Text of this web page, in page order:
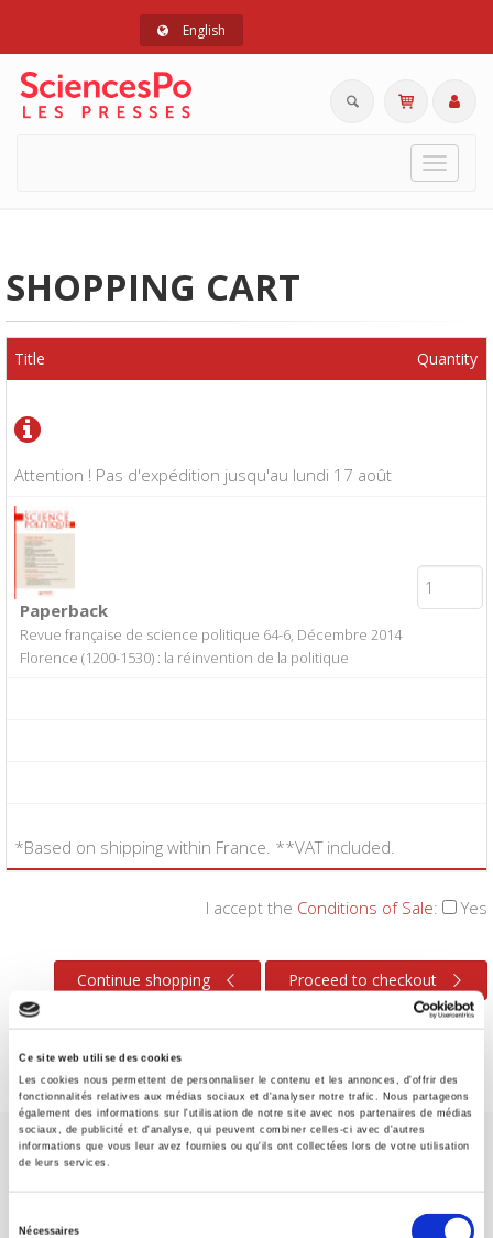
Ce site web utilise des cookies
Les cookies nous permettent de personnaliser le contenu et les annonces, d'offrir des
fonctionnalités relatives aux médias sociaux et d'analyser notre trafic. Nous partageons
également des informations sur l'utilisation de notre site avec nos partenaires de médias
sociaux, de publicité et d'analyse, qui peuvent combiner celles-ci avec d'autres
informations que vous leur avez fournies ou qu'ils ont collectées lors de votre utilisation
de leurs services.
Nécessaires
English
Toggle
SHOPPING CART
Attention ! Pas d'expédition jusqu'au lundi 17 août
Title Quantity
Paperback
Revue française de science politique 64-6, Décembre 2014
Florence (1200-1530) : la réinvention de la politique
*Based on shipping within France. **VAT included.
I accept the Conditions of Sale: Yes
Continue shopping Proceed to checkout